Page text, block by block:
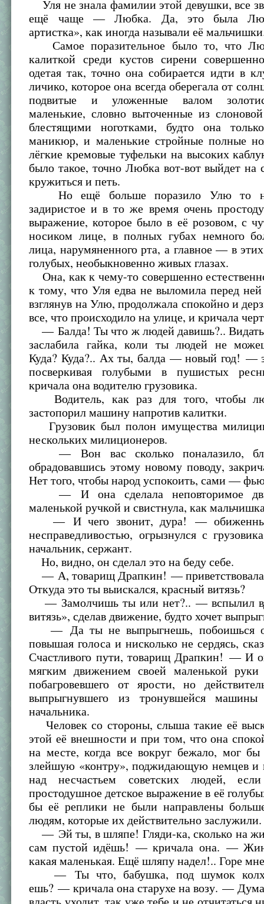
Уля не знала фамилии этой девушки, все
ещё чаще — Любка. Да, это была
артистка», как иногда называли её
Самое поразительное было то, что
калиткой среди кустов сирени
одетая так, точно она собирается идти в
личико, которое она всегда оберегала от
подвитые и уложенные валом
маленькие, словно выточенные из
блестящими ноготками, будто она
маникюр, и маленькие стройные полные
лёгкие кремовые туфельки на высоких
было такое, точно Любка вот-вот выйдет на
кружиться и петь.
Но ещё больше поразило Улю то
задиристое и в то же время очень
выражение, которое было в её розовом, с
носиком лице, в полных губах немного
лица, нарумяненного рта, а главное — в
голубых, необыкновенно живых глазах.
Она, как к чему-то совершенно
к тому, что Уля едва не выломила перед
взглянув на Улю, продолжала спокойно и
все, что происходило на улице, и кричала
— Балда! Ты что ж людей давишь?..
заслабила гайка, коли ты людей не
Куда? Куда?.. Ах ты, балда — новый год! —
посверкивая голубыми в пушистых
кричала она водителю грузовика.
Водитель, как раз для того, чтобы
застопорил машину напротив калитки.
Грузовик был полон имущества
нескольких милиционеров.
— Вон вас сколько поналазило,
обрадовавшись этому новому поводу,
Нет того, чтобы народ успокоить, сами —
— И она сделала неповторимое
маленькой ручкой и свистнула, как
— И чего звонит, дура! —
несправедливостью, огрызнулся с
начальник, сержант.
Но, видно, он сделал это на беду себе.
— А, товарищ Драпкин! —
Откуда это ты выискался, красный витязь?
— Замолчишь ты или нет?.. — вспылил
витязь», сделав движение, будто хочет
— Да ты не выпрыгнешь, побоишься
повышая голоса и нисколько не сердясь,
Счастливого пути, товарищ Драпкин! — И
мягким движением своей маленькой руки
побагровевшего от ярости, но
выпрыгнувшего из тронувшейся машины
начальника.
Человек со стороны, слыша такие её
этой её внешности и при том, что она
на месте, когда все вокруг бежало, мог
злейшую «контру», поджидающую немцев и
над несчастьем советских людей,
простодушное детское выражение в её
бы её реплики не были направлены
людям, которые их действительно заслужили.
— Эй ты, в шляпе! Гляди-ка, сколько на
сам пустой идёшь! — кричала она. —
какая маленькая. Ещё шляпу надел!.. Горе
— Ты что, бабушка, под шумок
ешь? — кричала она старухе на возу. —